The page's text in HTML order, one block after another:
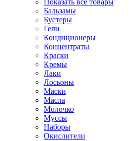
Показать все товары
Бальзамы
Бустеры
Гели
Кондиционеры
Концентраты
Краски
Кремы
Лаки
Лосьоны
Маски
Масла
Молочко
Муссы
Наборы
Окислители